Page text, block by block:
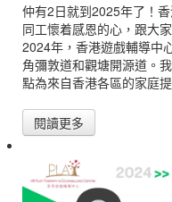
仲有2日就到2025年了！
同工懷着感恩的心，跟大
2024年，香港遊戲輔導中
角彌敦道和觀塘開源道。
點為來自香港各區的家庭
閱讀更多